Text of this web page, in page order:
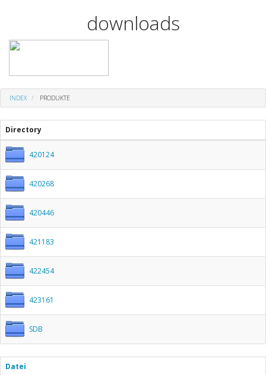
downloads
INDEX PRODUKTE
Directory
420124
420268
420446
421183
422454
423161
SDB
Datei